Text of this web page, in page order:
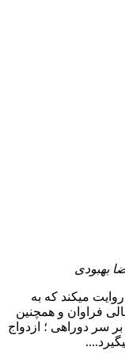
بهبودی
روایت میکند که به
مالی فراوان و همچنین
سر دوراهی ؛ ازدواج